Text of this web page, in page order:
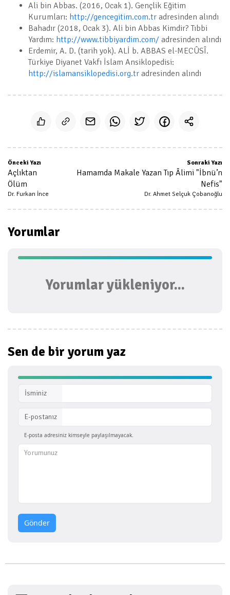
Ali bin Abbas. (2016, Ocak 1). Gençlik Eğitim
Kurumları: http://gencegitim.com.tr adresinden alındı
Bahadır (2018, Ocak 3). Ali bin Abbas Kimdir? Tıbbi
Yardım: http://www.tibbiyardim.com/ adresinden alındı
Erdemir, A. D. (tarih yok). ALİ b. ABBAS el-MECÛSÎ.
Türkiye Diyanet Vakfı İslam Ansiklopedisi:
http://islamansiklopedisi.org.tr adresinden alındı
Önceki Yazı
Açlıktan
Ölüm
Dr. Furkan İnce
Sonraki Yazı
Hamamda Makale Yazan Tıp Âlimi "İbnü’n
Nefis"
Dr. Ahmet Selçuk Çobanoğlu
Yorumlar
Yorumlar yükleniyor...
Sen de bir yorum yaz
İsminiz
E-postanız
E-posta adresiniz kimseyle paylaşılmayacak.
Gönder